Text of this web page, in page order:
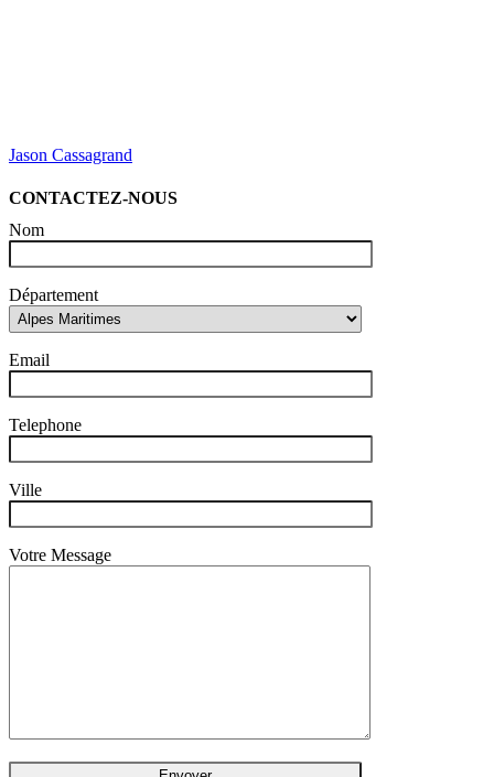
Jason Cassagrand
CONTACTEZ-NOUS
Nom
Département
Email
Telephone
Ville
Votre Message